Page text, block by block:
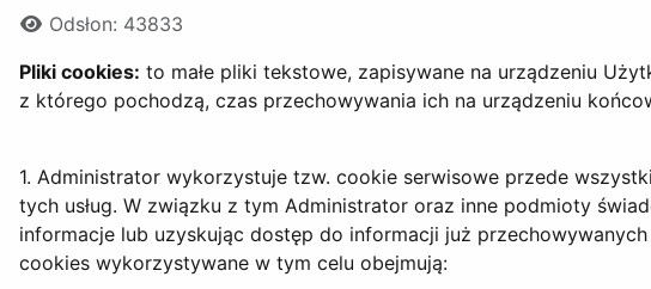
Odsłon: 43833
Pliki cookies: to małe pliki tekstowe, zapisywane na urządzeniu
z którego pochodzą, czas przechowywania ich na urządzeniu
1. Administrator wykorzystuje tzw. cookie serwisowe przede
tych usług. W związku z tym Administrator oraz inne podmioty
informacje lub uzyskując dostęp do informacji już
cookies wykorzystywane w tym celu obejmują: